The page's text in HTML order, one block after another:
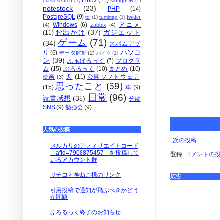
次の投稿
登録: コメントの
広告
notestock (23) PHP
(14)
PostgreSQL (9) td (1) tumbtag (1) twitter
(4) Windows (6) zabbix (4)
アニメ
(11) お出かけ (37) ガジェット
(34) ゲーム (71) スパムアプ
リ (6) データ解析 (2) バイク (1) パソコ
ン (39) ふぁぼるっく (7) プログラ
ム (15) ぶろるっく (10) まとめ (10)
映画 (3) 犬 (11) 公開ソフトウェア
(15) 思ったこと (69) 車 (9)
読書感想 (35) 日常 (96) 分散
SNS (9) 勉強会 (9)
人気の投稿
メルカリのアフィリエイトコード
「afid=7908875457」を投稿して
いるアカウント群
サチコと神ねこ様のリンク
引用投稿で通知が飛ぶべきかどう
か問題
ぶろるっく終了のお知らせ